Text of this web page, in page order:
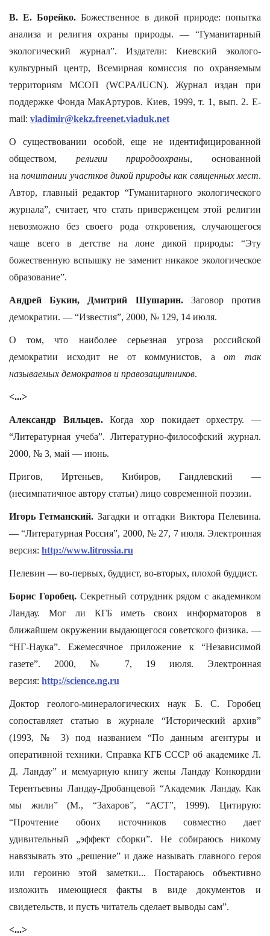
В. Е. Борейко. Божественное в дикой природе: попытка
анализа и религия охраны природы. — “Гуманитарный
экологический журнал”. Издатели: Киевский эколого-
культурный центр, Всемирная комиссия по охраняемым
территориям МСОП (WCPA/IUCN). Журнал издан при
поддержке Фонда МакАртуров. Киев, 1999, т. 1, вып. 2. E-
mail: vladimir@kekz.freenet.viaduk.net
О существовании особой, еще не идентифицированной
обществом, религии природоохраны, основанной
напочитании участков дикой природы как священных мест.
Автор, главный редактор “Гуманитарного экологического
журнала”, считает, что стать приверженцем этой религии
невозможно без своего рода откровения, случающегося
чаще всего в детстве на лоне дикой природы: “Эту
божественную вспышку не заменит никакое экологическое
образование”.
Андрей Букин, Дмитрий Шушарин.Заговор против
демократии. — “Известия”, 2000, № 129, 14 июля.
О том, что наиболее серьезная угроза российской
демократии исходит не от коммунистов, аот так
называемых демократов и правозащитников.
<...>
Александр Вяльцев.Когда хор покидает орхестру. —
“Литературная учеба”. Литературно-философский журнал.
2000, № 3, май — июнь.
Пригов, Иртеньев, Кибиров, Гандлевский —
(несимпатичное автору статьи) лицо современной поэзии.
Игорь Гетманский. Загадки и отгадки Виктора Пелевина.
— “Литературная Россия”, 2000, № 27, 7 июля. Электронная
версия: http://www.litrossia.ru
Пелевин — во-первых, буддист, во-вторых, плохой буддист.
Борис Горобец.Секретный сотрудник рядом с академиком
Ландау. Мог ли КГБ иметь своих информаторов в
ближайшем окружении выдающегося советского физика. —
“НГ-Наука”. Ежемесячное приложение к “Независимой
газете”. 2000, № 7, 19 июля. Электронная
версия: http://science.ng.ru
Доктор геолого-минералогических наук Б. С. Горобец
сопоставляет статью в журнале “Исторический архив”
(1993, № 3) под названием “По данным агентуры и
оперативной техники. Справка КГБ СССР об академике Л.
Д. Ландау” и мемуарную книгу жены Ландау Конкордии
Терентьевны Ландау-Дробанцевой “Академик Ландау. Как
мы жили” (М., “Захаров”, “АСТ”, 1999). Цитирую:
“Прочтение обоих источников совместно дает
удивительный „эффект сборки”. Не собираюсь никому
навязывать это „решение” и даже называть главного героя
или героиню этой заметки... Постараюсь объективно
изложить имеющиеся факты в виде документов и
свидетельств, и пусть читатель сделает выводы сам”.
<...>